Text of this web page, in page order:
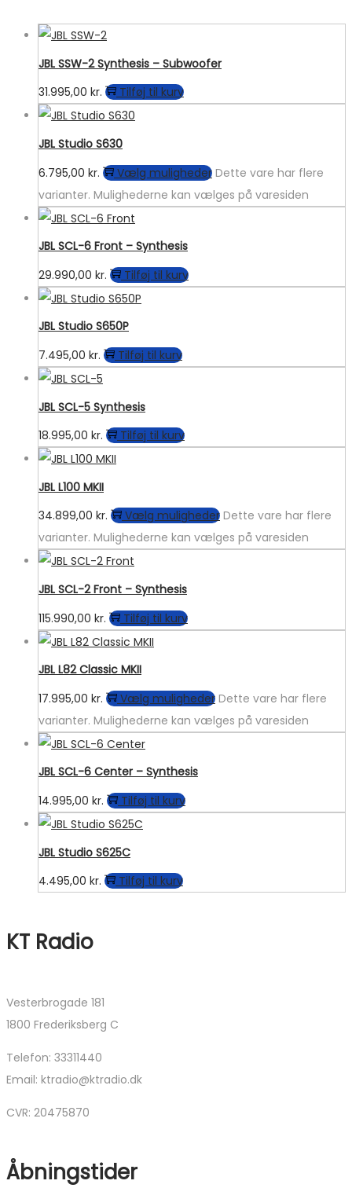
JBL SSW-2 Synthesis – Subwoofer
31.995,00 kr. Tilføj til kurv
JBL Studio S630
6.795,00 kr. Vælg muligheder Dette vare har flere
varianter. Mulighederne kan vælges på varesiden
JBL SCL-6 Front – Synthesis
29.990,00 kr. Tilføj til kurv
JBL Studio S650P
7.495,00 kr. Tilføj til kurv
JBL SCL-5 Synthesis
18.995,00 kr. Tilføj til kurv
JBL L100 MKII
34.899,00 kr. Vælg muligheder Dette vare har flere
varianter. Mulighederne kan vælges på varesiden
JBL SCL-2 Front – Synthesis
115.990,00 kr. Tilføj til kurv
JBL L82 Classic MKII
17.995,00 kr. Vælg muligheder Dette vare har flere
varianter. Mulighederne kan vælges på varesiden
JBL SCL-6 Center – Synthesis
14.995,00 kr. Tilføj til kurv
JBL Studio S625C
4.495,00 kr. Tilføj til kurv
KT Radio
Vesterbrogade 181
1800 Frederiksberg C
Telefon: 33311440
Email: ktradio@ktradio.dk
CVR: 20475870
Åbningstider